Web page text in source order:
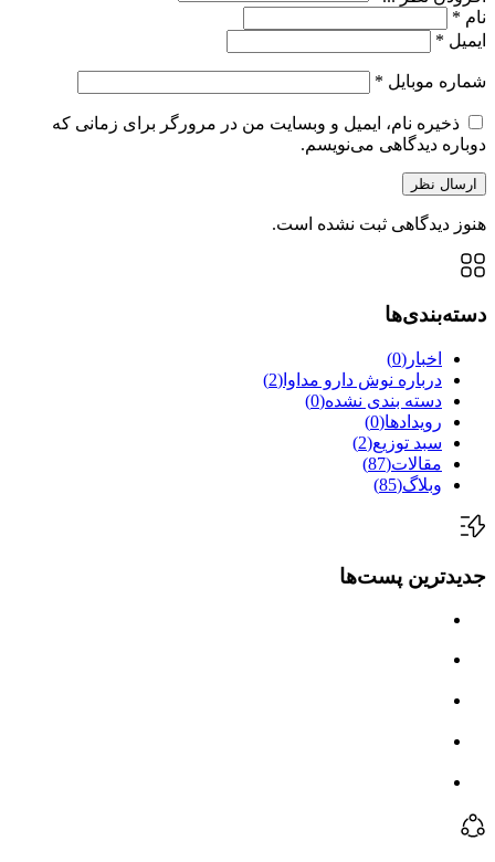
نام *
ایمیل *
شماره موبایل *
ذخیره نام، ایمیل و وبسایت من در مرورگر برای زمانی که
دوباره دیدگاهی می‌نویسم.
ارسال نظر
هنوز دیدگاهی ثبت نشده است.
دسته‌بندی‌ها
اخبار (0)
درباره نوش دارو مداوا (2)
دسته بندی نشده(0)
رویدادها(0)
سبد توزیع(2)
مقالات(87)
وبلاگ(85)
جدیدترین پست‌ها